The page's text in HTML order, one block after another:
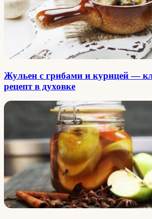
Жульен с грибами и курицей —
рецепт в духовке